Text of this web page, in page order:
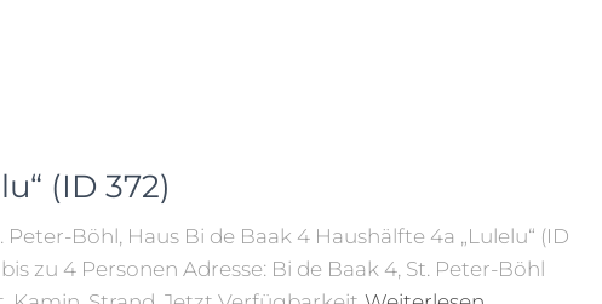
(ID 372)
Böhl, Haus Bi de Baak 4 Haushälfte 4a „Lulelu“ (ID
zu 4 Personen Adresse: Bi de Baak 4, St. Peter-Böhl